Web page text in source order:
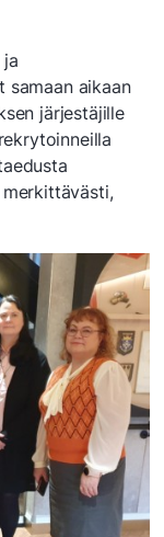
samaan aikaan
järjestäjille